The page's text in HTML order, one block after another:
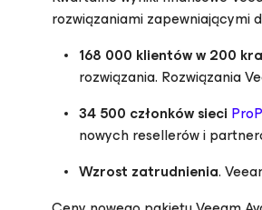
rozwiązaniami zapewniającymi
168 000 klientów w 200
rozwiązania. Rozwiązania
34 500 członków sieci
nowych resellerów i
Wzrost zatrudnienia.